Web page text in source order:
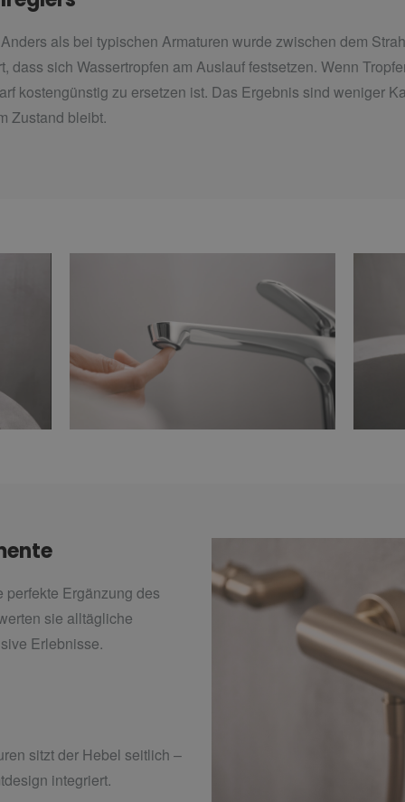
als bei typischen Armaturen wurde zwischen dem
sich Wassertropfen am Auslauf festsetzen. Wenn
kostengünstig zu ersetzen ist. Das Ergebnis sind weniger
Zustand bleibt.
Ergänzung des
sie alltägliche
Erlebnisse.
sitzt der Hebel seitlich –
integriert.